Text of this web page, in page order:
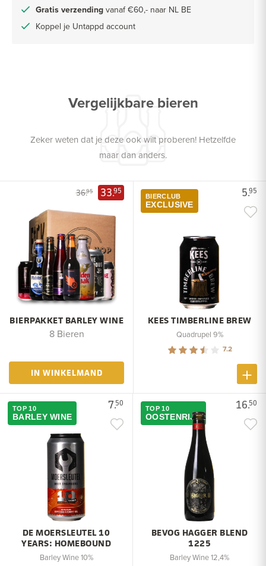
Gratis verzending vanaf €60,- naar NL BE
Koppel je Untappd account
Vergelijkbare bieren
Zeker weten dat je deze ook wilt proberen! Hetzelfde
maar dan anders.
36.95 33.95
BIERPAKKET BARLEY WINE
8 Bieren
IN WINKELMAND
5.95
BIERCLUB
EXCLUSIVE
KEES TIMBERLINE BREW
Quadrupel 9%
7.2
7.50
TOP 10
BARLEY WINE
DE MOERSLEUTEL 10
YEARS: HOMEBOUND
Barley Wine 10%
16.50
TOP 10
OOSTENRIJK
BEVOG HAGGER BLEND
1225
Barley Wine 12,4%